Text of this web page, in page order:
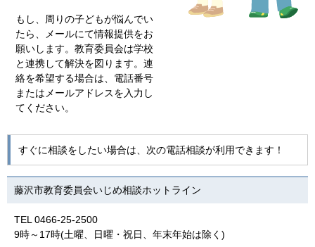
もし、周りの子どもが悩んでい
たら、メールにて情報提供をお
願いします。教育委員会は学校
と連携して解決を図ります。連
絡を希望する場合は、電話番号
またはメールアドレスを入力し
てください。
すぐに相談をしたい場合は、次の電話相談が利用できます！
藤沢市教育委員会いじめ相談ホットライン
TEL 0466-25-2500
9時～17時(土曜、日曜・祝日、年末年始は除く)